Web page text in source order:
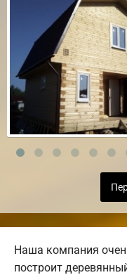
Наша компания
построит